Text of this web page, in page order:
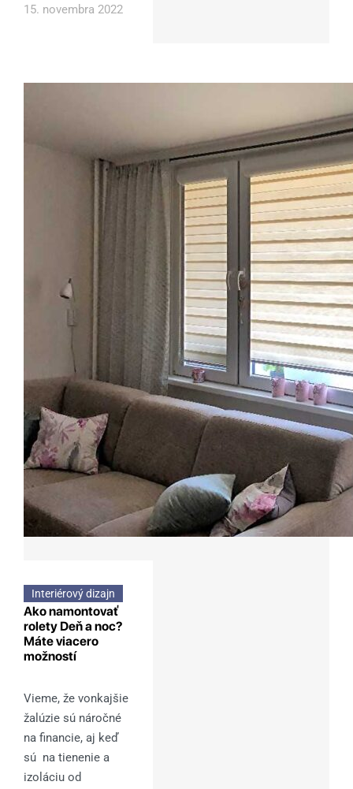
15. novembra 2022
Interiérový dizajn
Ako namontovať
rolety Deň a noc?
Máte viacero
možností
Vieme, že vonkajšie
žalúzie sú náročné
na financie, aj keď
sú na tienenie a
izoláciu od